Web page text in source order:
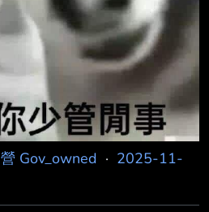
Gov_owned · 2025-11-